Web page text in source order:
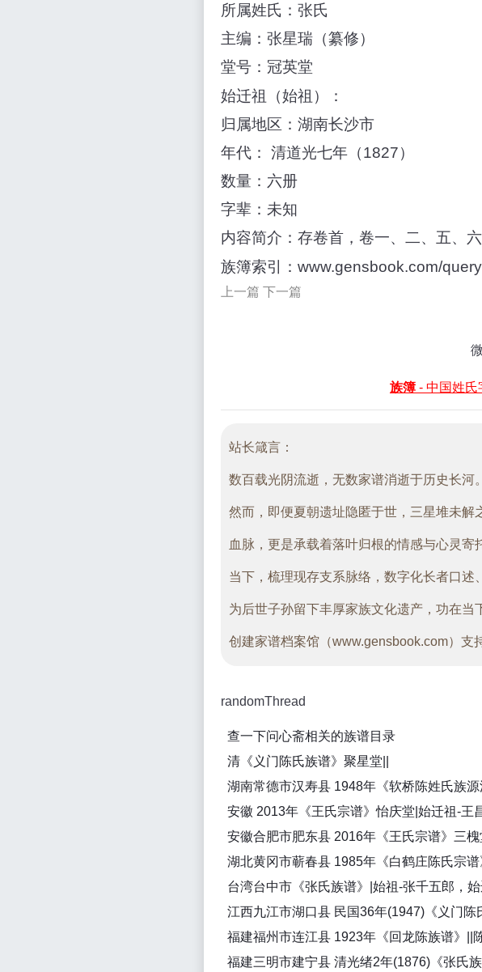
所属姓氏：张氏
主编：张星瑞（纂修）
堂号：冠英堂
始迁祖（始祖）：
归属地区：湖南长沙市
年代： 清道光七年（1827）
数量：六册
字辈：未知
内容简介：存卷首，卷一、二、五、
族簿索引：www.gensbook.com/query
上一篇 下一篇
族簿 - 中国姓氏
站长箴言：
数百载光阴流逝，无数家谱消逝于历史长河
然而，即便夏朝遗址隐匿于世，三星堆未
血脉，更是承载着落叶归根的情感与心灵寄
当下，梳理现存支系脉络，数字化长者口述
为后世子孙留下丰厚家族文化遗产，功在当
创建家谱档案馆（www.gensbook.com）支
randomThread
查一下问心斋相关的族谱目录
清《义门陈氏族谱》聚星堂||
湖南常德市汉寿县 1948年《软桥陈姓氏族源
湖北黄冈市蕲春县 1985年《白鹤庄陈氏宗谱
台湾台中市《张氏族谱》|始祖-张千五郎，
福建福州市连江县 1923年《回龙陈族谱》||